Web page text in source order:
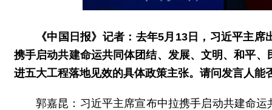
《中国日报》记者：去年5月13日，习近平主
携手启动共建命运共同体团结、发展、文明、和平
进五大工程落地见效的具体政策主张。请问发言人
郭嘉昆：习近平主席宣布中拉携手启动共建命